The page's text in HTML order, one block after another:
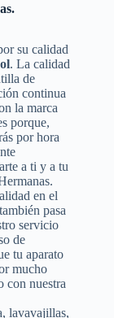
su calidad
. La calidad
de
continua
la marca
porque,
por hora
a ti y a tu
en el
pasa
servicio
de
tu aparato
mucho
con nuestra
lavavajillas,